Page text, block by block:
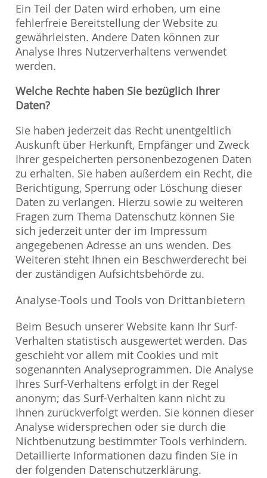
Ein Teil der Daten wird erhoben, um eine
fehlerfreie Bereitstellung der Website zu
gewährleisten. Andere Daten können zur
Analyse Ihres Nutzerverhaltens verwendet
werden.
Welche Rechte haben Sie bezüglich Ihrer
Daten?
Sie haben jederzeit das Recht unentgeltlich
Auskunft über Herkunft, Empfänger und Zweck
Ihrer gespeicherten personenbezogenen Daten
zu erhalten. Sie haben außerdem ein Recht, die
Berichtigung, Sperrung oder Löschung dieser
Daten zu verlangen. Hierzu sowie zu weiteren
Fragen zum Thema Datenschutz können Sie
sich jederzeit unter der im Impressum
angegebenen Adresse an uns wenden. Des
Weiteren steht Ihnen ein Beschwerderecht bei
der zuständigen Aufsichtsbehörde zu.
Analyse-Tools und Tools von Drittanbietern
Beim Besuch unserer Website kann Ihr Surf-
Verhalten statistisch ausgewertet werden. Das
geschieht vor allem mit Cookies und mit
sogenannten Analyseprogrammen. Die Analyse
Ihres Surf-Verhaltens erfolgt in der Regel
anonym; das Surf-Verhalten kann nicht zu
Ihnen zurückverfolgt werden. Sie können dieser
Analyse widersprechen oder sie durch die
Nichtbenutzung bestimmter Tools verhindern.
Detaillierte Informationen dazu finden Sie in
der folgenden Datenschutzerklärung.